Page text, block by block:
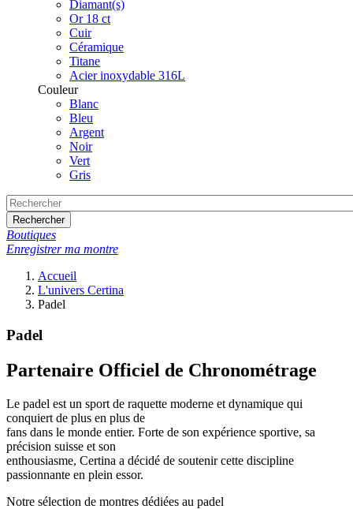
Diamant(s)
Or 18 ct
Cuir
Céramique
Titane
Acier inoxydable 316L
Couleur
Blanc
Bleu
Argent
Noir
Vert
Gris
Rechercher
Boutiques
Enregistrer ma montre
Accueil
L'univers Certina
Padel
Padel
Partenaire Officiel de Chronométrage
Le padel est un sport de raquette moderne et dynamique qui
conquiert de plus en plus de
fans dans le monde entier. Forte de son expérience sportive, sa
précision suisse et son
enthousiasme, Certina a décidé de soutenir cette discipline
passionnante en plein essor.
Notre sélection de montres dédiées au padel